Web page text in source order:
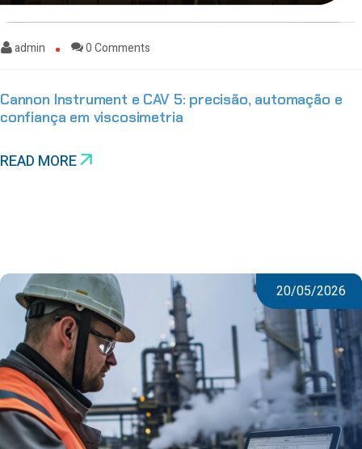
admin 0 Comments
Cannon Instrument e CAV 5: precisão, automação e
confiança em viscosimetria
READ MORE
20/05/2026